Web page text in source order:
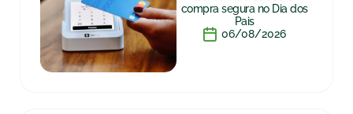
compra segura no Dia dos
Pais
06/08/2026